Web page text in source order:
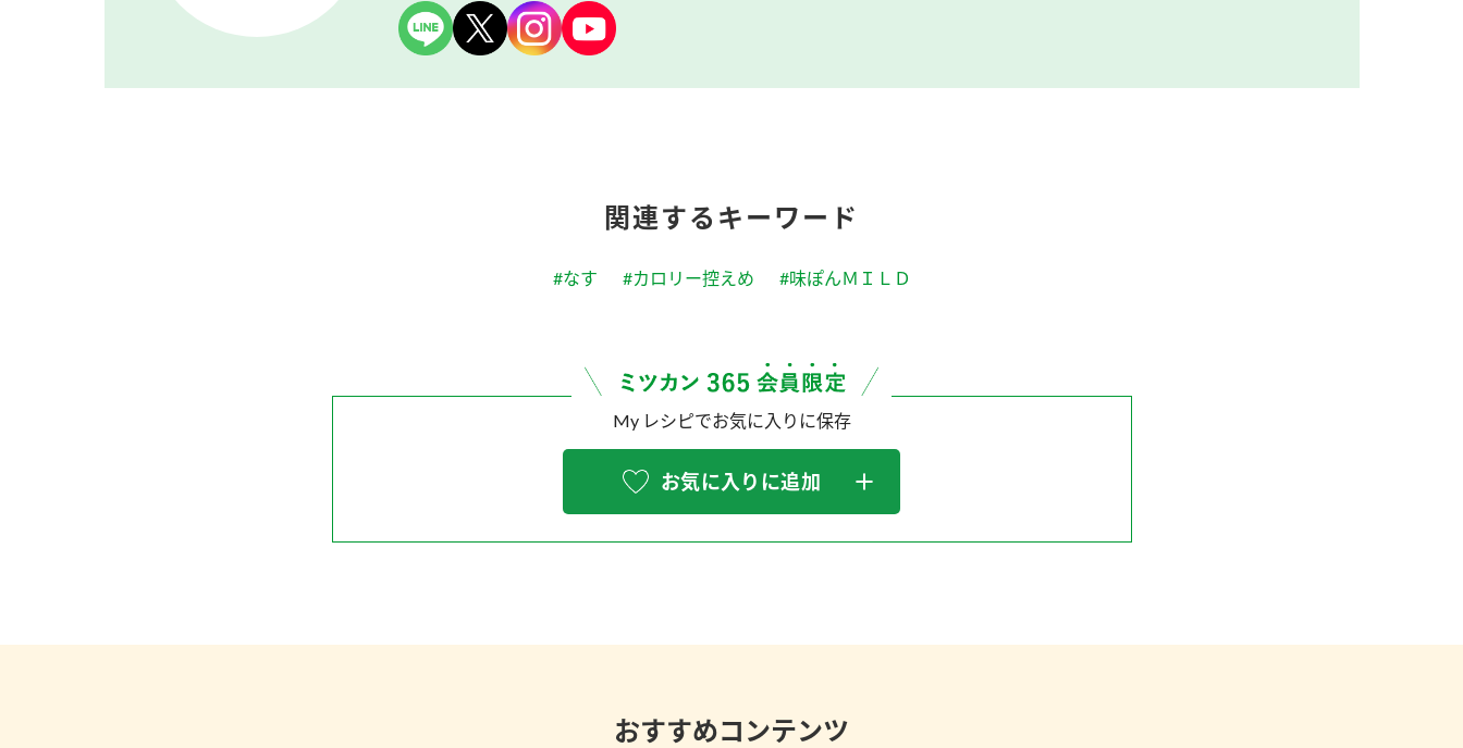
関連するキーワード
#なす #カロリー控えめ #味ぽんＭＩＬＤ
My レシピでお気に入りに保存
お気に入りに追加
おすすめコンテンツ